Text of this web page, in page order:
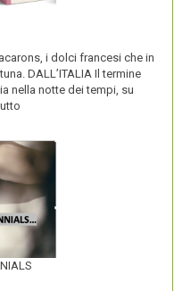
i dolci francesi che in
DALL’ITALIA Il termine
nella notte dei tempi, su